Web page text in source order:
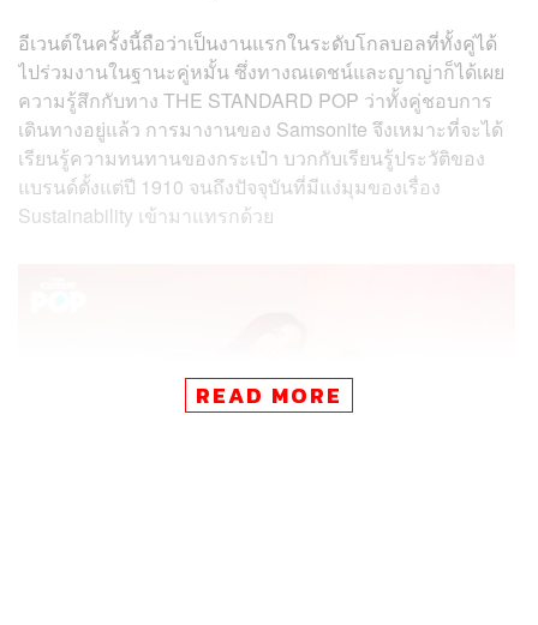
อีเวนต์ในครั้งนี้ถือว่าเป็นงานแรกในระดับโกลบอลที่ทั้งคู่ได้
ไปร่วมงานในฐานะคู่หมั้น ซึ่งทางณเดชน์และญาญ่าก็ได้เผย
ความรู้สึกกับทาง THE STANDARD POP ว่าทั้งคู่ชอบการ
เดินทางอยู่แล้ว การมางานของ Samsonite จึงเหมาะที่จะได้
เรียนรู้ความทนทานของกระเป๋า บวกกับเรียนรู้ประวัติของ
แบรนด์ตั้งแต่ปี 1910 จนถึงปัจจุบันที่มีแง่มุมของเรื่อง
Sustainability เข้ามาแทรกด้วย
READ MORE